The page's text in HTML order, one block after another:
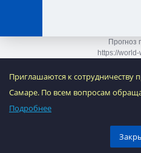
Прогноз
https://
Приглашаются к сотрудничеству
Самаре. По всем вопросам
Подробнее